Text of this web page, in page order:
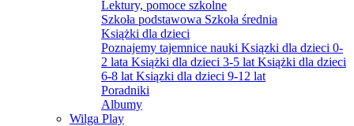
Lektury, pomoce szkolne
Szkoła podstawowa Szkoła średnia
Książki dla dzieci
Poznajemy tajemnice nauki Ksiązki dla dzieci 0-
2 lata Książki dla dzieci 3-5 lat Książki dla dzieci
6-8 lat Ksiązki dla dzieci 9-12 lat
Poradniki
Albumy
Wilga Play